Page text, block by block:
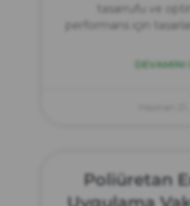
tasarrufu ve
performans için
DEVAMINI
Poliüretan